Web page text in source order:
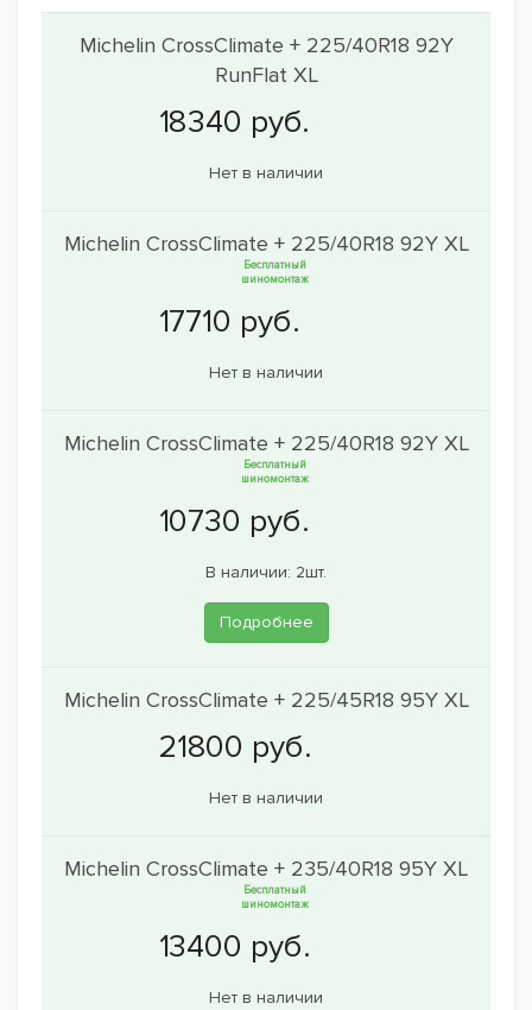
Michelin CrossClimate + 225/40R18 92Y
RunFlat XL
Нет в наличии
Michelin CrossClimate + 225/40R18 92Y XL
Бесплатный
шиномонтаж
Нет в наличии
Michelin CrossClimate + 225/40R18 92Y XL
Бесплатный
шиномонтаж
В наличии: 2шт.
Подробнее
Michelin CrossClimate + 225/45R18 95Y XL
Нет в наличии
Michelin CrossClimate + 235/40R18 95Y XL
Бесплатный
шиномонтаж
Нет в наличии